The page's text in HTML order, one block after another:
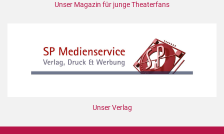
Unser Magazin für junge Theaterfans
Unser Verlag